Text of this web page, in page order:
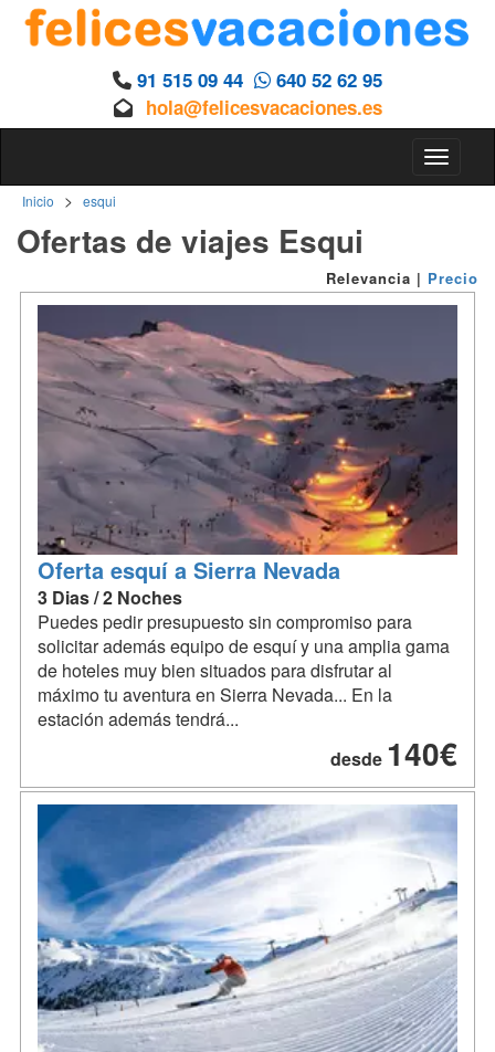
91 515 09 44
640 52 62 95
hola@felicesvacaciones.es
Toggle
Inicio > esqui
Ofertas de viajes Esqui
Relevancia | Precio
Oferta esquí a Sierra Nevada
3 Dias / 2 Noches
Puedes pedir presupuesto sin compromiso para
solicitar además equipo de esquí y una amplia gama
de hoteles muy bien situados para disfrutar al
máximo tu aventura en Sierra Nevada... En la
estación además tendrá...
desde 140€